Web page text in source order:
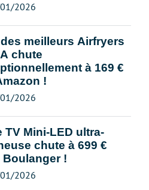
2026
des meilleurs Airfryers
chute
à 169 €
!
2026
TV Mini-LED ultra-
chute à 699 €
Boulanger !
2026